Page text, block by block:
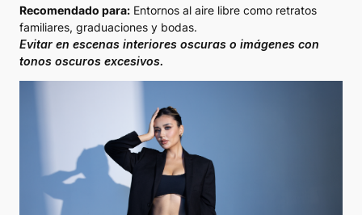
Recomendado para: Entornos al aire libre como retratos
familiares, graduaciones y bodas.
Evitar en escenas interiores oscuras o imágenes con
tonos oscuros excesivos.